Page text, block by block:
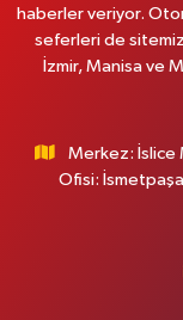
haberler veriyor.
seferleri de
İzmir, Manisa ve
Merkez: İslice
Ofisi: İsmetpaşa